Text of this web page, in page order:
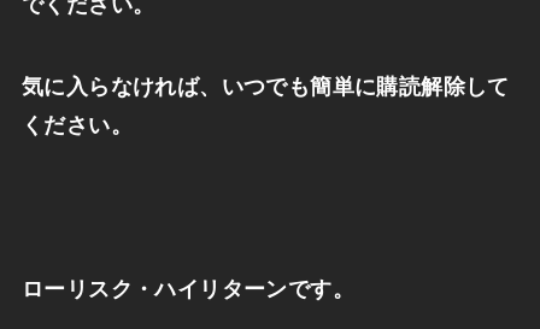
でください。
気に入らなければ、いつでも簡単に購読解除して
ください。
ローリスク・ハイリターンです。